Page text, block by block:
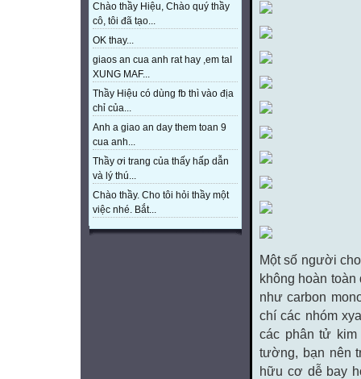
Chào thầy Hiệu, Chào quý thầy
cô, tôi đã tạo...
OK thay...
giaos an cua anh rat hay ,em taI
XUNG MAF...
Thầy Hiệu có dùng fb thì vào địa
chỉ của...
Anh a giao an day them toan 9
cua anh...
Thầy ơi trang của thấy hấp dẫn
và lý thú...
Chào thầy. Cho tôi hỏi thầy một
việc nhé. Bắt...
Một số người
không hoàn
như carbon
chí các nhóm
các phân tử
tường, bạn nên
hữu cơ dễ bay